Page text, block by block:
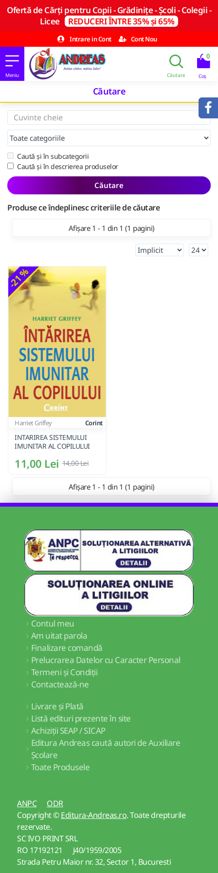
Ofertă de Cărți pentru Copii - Grădinițe - Școli - Colegii -
Licee REDUCERI ÎNTRE 35% și 65%
Intrare in Cont
Cont Nou
0
Căutare
Caută și în subcategorii
Caută și în descrierea produselor
Căutare
Produse ce îndeplinesc criteriile de căutare
Afișare 1 - 1 din 1 (1 pagini)
-21 %
Harriet Griffey Corint
INTARIREA SISTEMULUI
IMUNITAR AL COPILULUI
11,00 Lei 14,00 Lei
Afișare 1 - 1 din 1 (1 pagini)
Contul meu
Am uitat parola
Finalizare comandă
Prelucrarea Datelor cu Caracter Personal
Termeni și Condiții
Contactează-ne
Livrare și Plată
Listă edituri prezente în site
Achiziții SEAP / SICAP
Editura Andreas caută autori de Auxiliare
Școlare
Toate Produsele
ANPC
ODR
Copyright ©Editura-Andreas.ro. Toate drepturile
rezervate.
SC IVO PRINT SRL
RO 17192121 J40/1959/2005
Strada Petru Maior nr. 32, Sector 1, Bucuresti